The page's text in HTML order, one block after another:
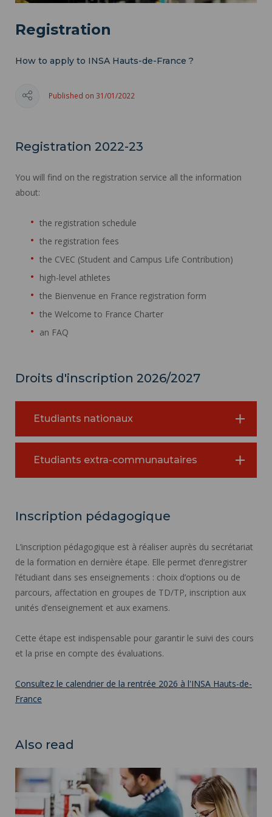
Registration
How to apply to INSA Hauts-de-France ?
Published on 31/01/2022
Registration 2022-23
You will find on the registration service all the information
about:
the registration schedule
the registration fees
the CVEC (Student and Campus Life Contribution)
high-level athletes
the Bienvenue en France registration form
the Welcome to France Charter
an FAQ
Droits d'inscription 2026/2027
Etudiants nationaux
Etudiants extra-communautaires
Inscription pédagogique
L’inscription pédagogique est à réaliser auprès du secrétariat
de la formation en dernière étape. Elle permet d’enregistrer
l’étudiant dans ses enseignements : choix d’options ou de
parcours, affectation en groupes de TD/TP, inscription aux
unités d’enseignement et aux examens.
Cette étape est indispensable pour garantir le suivi des cours
et la prise en compte des évaluations.
Consultez le calendrier de la rentrée 2026 à l'INSA Hauts-de-
France
Also read
Application ">